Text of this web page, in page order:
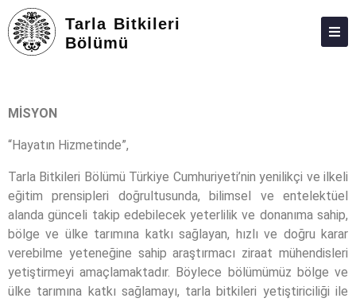
Tarla Bitkileri
Bölümü
ARAŞTIRMA
TOPLUMA KATKI
ADAY ÖĞRENCILER
ANKETLER
MİSYON
“Hayatın Hizmetinde”,
Tarla Bitkileri Bölümü Türkiye Cumhuriyeti’nin yenilikçi ve ilkeli
eğitim prensipleri doğrultusunda, bilimsel ve entelektüel
alanda günceli takip edebilecek yeterlilik ve donanıma sahip,
bölge ve ülke tarımına katkı sağlayan, hızlı ve doğru karar
verebilme yeteneğine sahip araştırmacı ziraat mühendisleri
yetiştirmeyi amaçlamaktadır. Böylece bölümümüz bölge ve
ülke tarımına katkı sağlamayı, tarla bitkileri yetiştiriciliği ile